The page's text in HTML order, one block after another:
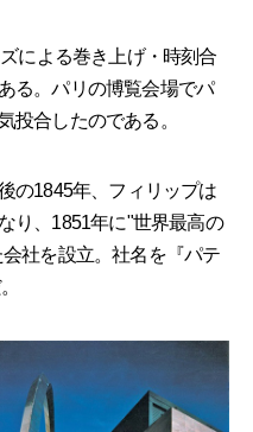
による巻き上げ・時刻合
る。パリの博覧会場でパ
投合したのである。
の1845年、フィリップは
り、1851年に"世界最高の
社を設立。社名を『パテ